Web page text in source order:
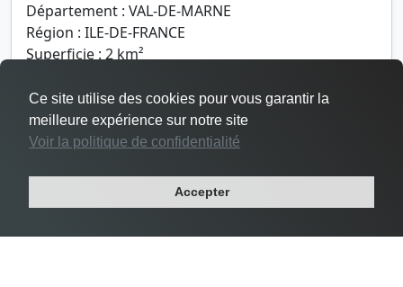
Département : VAL-DE-MARNE
Région : ILE-DE-FRANCE
Superficie : 2 km²
Ce site utilise des cookies pour vous garantir la
meilleure expérience sur notre site
Voir la politique de confidentialité
Accepter